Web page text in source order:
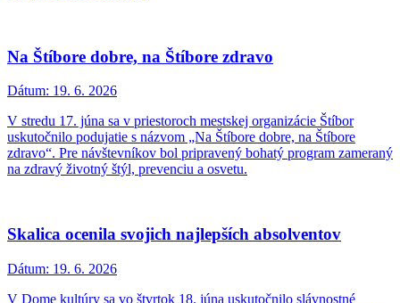
Na Štíbore dobre, na Štíbore zdravo
Dátum: 19. 6. 2026
V stredu 17. júna sa v priestoroch mestskej organizácie Štíbor
uskutočnilo podujatie s názvom „Na Štíbore dobre, na Štíbore
zdravo“. Pre návštevníkov bol pripravený bohatý program zameraný
na zdravý životný štýl, prevenciu a osvetu.
Skalica ocenila svojich najlepších absolventov
Dátum: 19. 6. 2026
V Dome kultúry sa vo štvrtok 18. júna uskutočnilo slávnostné